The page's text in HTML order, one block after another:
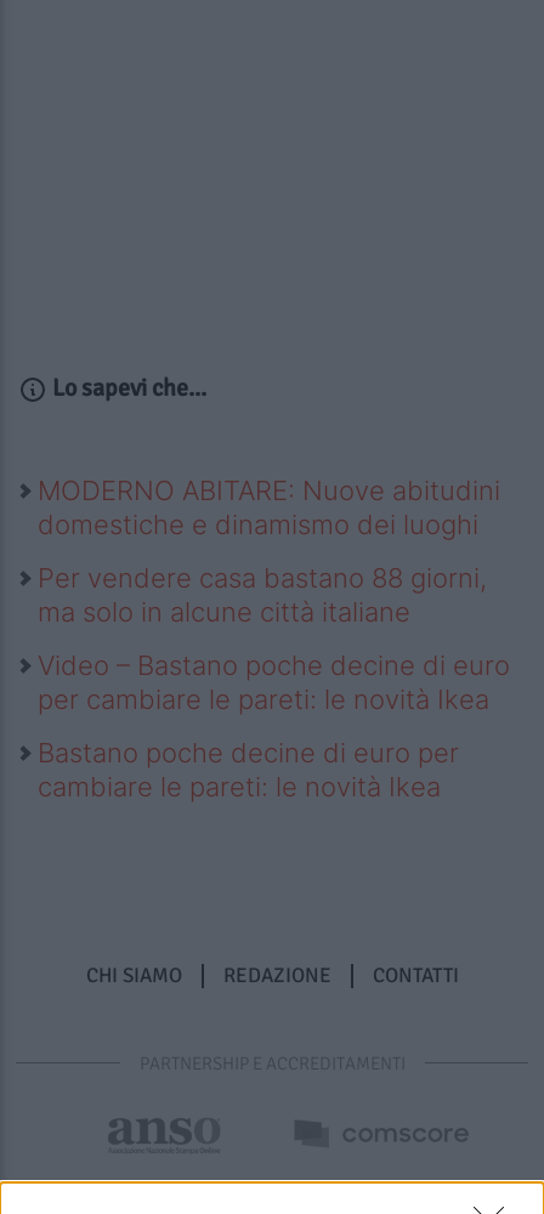
Lo sapevi che...
MODERNO ABITARE: Nuove abitudini
domestiche e dinamismo dei luoghi
Per vendere casa bastano 88 giorni,
ma solo in alcune città italiane
Video – Bastano poche decine di euro
per cambiare le pareti: le novità Ikea
Bastano poche decine di euro per
cambiare le pareti: le novità Ikea
CHI SIAMO REDAZIONE CONTATTI
PARTNERSHIP E ACCREDITAMENTI